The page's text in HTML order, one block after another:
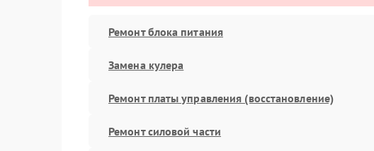
Ремонт блока питания
Замена кулера
Ремонт платы управления (восстановление)
Ремонт силовой части